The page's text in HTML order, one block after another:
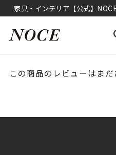
家具・インテリア【公式】
この商品のレビューはまだ